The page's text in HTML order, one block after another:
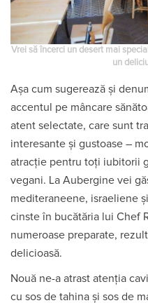
Vrei să încerci un desert mai
un
Așa cum sugerează și
accentul pe mâncare
atent selectate, care sunt
interesante și gustoase –
atracție pentru toți iubitorii
vegani. La Aubergine vei
mediteraneene, israeliene
cinste în bucătăria lui Chef
numeroase preparate,
delicioasă.
Nouă ne-a atrast atenția
cu sos de tahina și sos de